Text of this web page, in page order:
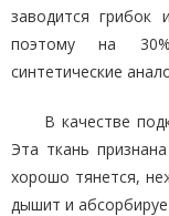
заводится
поэтому на
синтетические
В качестве
Эта ткань
хорошо тянется,
дышит и